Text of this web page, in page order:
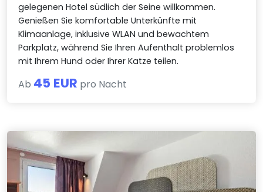
gelegenen Hotel südlich der Seine willkommen.
Genießen Sie komfortable Unterkünfte mit
Klimaanlage, inklusive WLAN und bewachtem
Parkplatz, während Sie Ihren Aufenthalt problemlos
mit Ihrem Hund oder Ihrer Katze teilen.
Ab 45 EUR pro Nacht